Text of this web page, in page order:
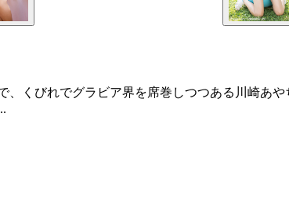
、くびれでグラビア界を席巻しつつある川崎あ